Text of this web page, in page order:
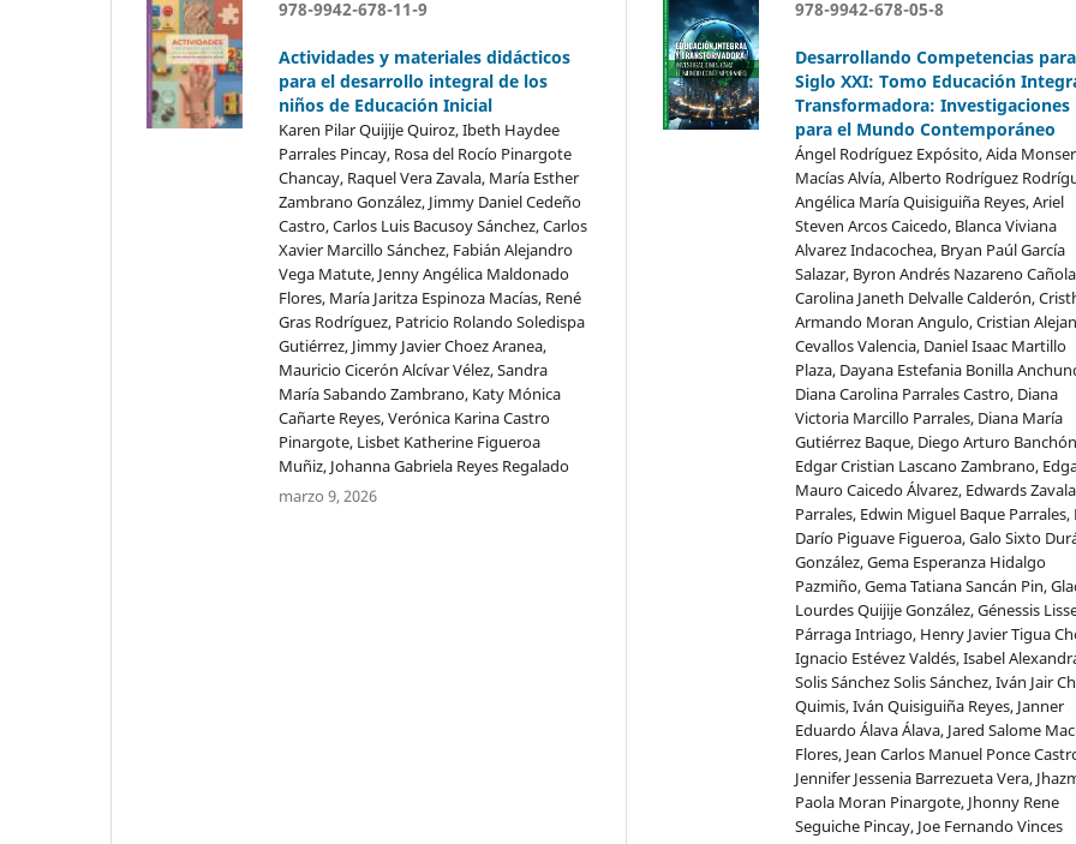
978-9942-678-11-9
Actividades y materiales didácticos
para el desarrollo integral de los
niños de Educación Inicial
Karen Pilar Quijije Quiroz, Ibeth Haydee
Parrales Pincay, Rosa del Rocío Pinargote
Chancay, Raquel Vera Zavala, María Esther
Zambrano González, Jimmy Daniel Cedeño
Castro, Carlos Luis Bacusoy Sánchez, Carlos
Xavier Marcillo Sánchez, Fabián Alejandro
Vega Matute, Jenny Angélica Maldonado
Flores, María Jaritza Espinoza Macías, René
Gras Rodríguez, Patricio Rolando Soledispa
Gutiérrez, Jimmy Javier Choez Aranea,
Mauricio Cicerón Alcívar Vélez, Sandra
María Sabando Zambrano, Katy Mónica
Cañarte Reyes, Verónica Karina Castro
Pinargote, Lisbet Katherine Figueroa
Muñiz, Johanna Gabriela Reyes Regalado
marzo 9, 2026
978-9942-678-05-8
Desarrollando Competencias
Siglo XXI: Tomo Educación
Transformadora: Investigaciones
para el Mundo Contemporáneo
Ángel Rodríguez Expósito, Aida
Macías Alvía, Alberto Rodríguez
Angélica María Quisiguiña Reyes, Ariel
Steven Arcos Caicedo, Blanca Viviana
Alvarez Indacochea, Bryan Paúl García
Salazar, Byron Andrés Nazareno
Carolina Janeth Delvalle Calderón,
Armando Moran Angulo, Cristian
Cevallos Valencia, Daniel Isaac Martillo
Plaza, Dayana Estefania Bonilla
Diana Carolina Parrales Castro, Diana
Victoria Marcillo Parrales, Diana María
Gutiérrez Baque, Diego Arturo
Edgar Cristian Lascano Zambrano,
Mauro Caicedo Álvarez, Edwards Zavala
Parrales, Edwin Miguel Baque Parrales,
Darío Piguave Figueroa, Galo Sixto
González, Gema Esperanza Hidalgo
Pazmiño, Gema Tatiana Sancán Pin,
Lourdes Quijije González, Génessis
Párraga Intriago, Henry Javier Tigua
Ignacio Estévez Valdés, Isabel
Solis Sánchez Solis Sánchez, Iván Jair
Quimis, Iván Quisiguiña Reyes, Janner
Eduardo Álava Álava, Jared Salome
Flores, Jean Carlos Manuel Ponce
Jennifer Jessenia Barrezueta Vera,
Paola Moran Pinargote, Jhonny Rene
Seguiche Pincay, Joe Fernando Vinces